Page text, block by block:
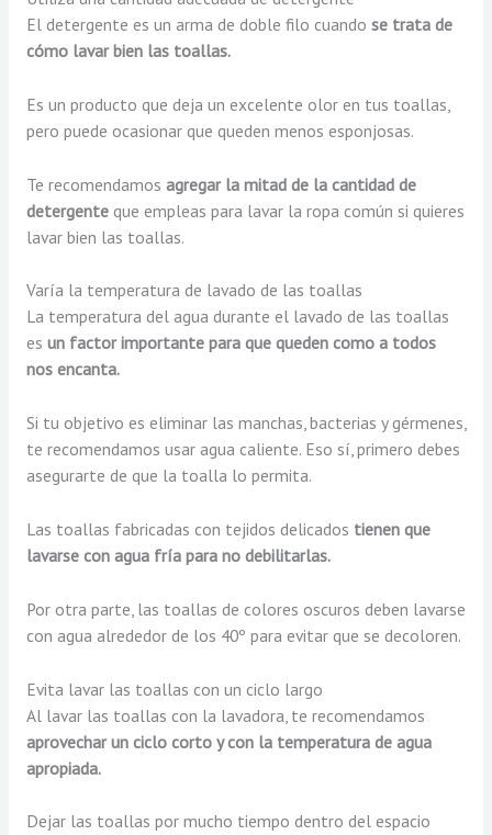
El detergente es un arma de doble filo cuando se trata de
cómo lavar bien las toallas.
Es un producto que deja un excelente olor en tus toallas,
pero puede ocasionar que queden menos esponjosas.
Te recomendamos agregar la mitad de la cantidad de
detergenteque empleas para lavar la ropa común si quieres
lavar bien las toallas.
Varía la temperatura de lavado de las toallas
La temperatura del agua durante el lavado de las toallas
es un factor importante para que queden como a todos
nos encanta.
Si tu objetivo es eliminar las manchas, bacterias y gérmenes,
te recomendamos usar agua caliente. Eso sí, primero debes
asegurarte de que la toalla lo permita.
Las toallas fabricadas con tejidos delicados tienen que
lavarse con agua fría para no debilitarlas.
Por otra parte, las toallas de colores oscuros deben lavarse
con agua alrededor de los 40º para evitar que se decoloren.
Evita lavar las toallas con un ciclo largo
Al lavar las toallas con la lavadora, te recomendamos
aprovechar un ciclo corto y con la temperatura de agua
apropiada.
Dejar las toallas por mucho tiempo dentro del espacio